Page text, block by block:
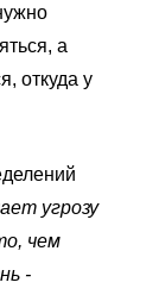
а
откуда у
угрозу
чем
-